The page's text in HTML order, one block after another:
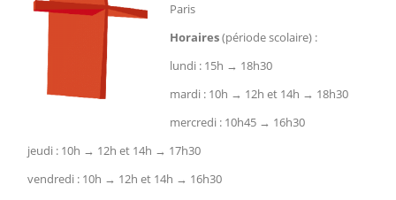
Paris
Horaires(période scolaire) :
lundi : 15h → 18h30
mardi : 10h → 12h et 14h → 18h30
mercredi : 10h45 → 16h30
jeudi : 10h → 12h et 14h → 17h30
vendredi : 10h → 12h et 14h → 16h30